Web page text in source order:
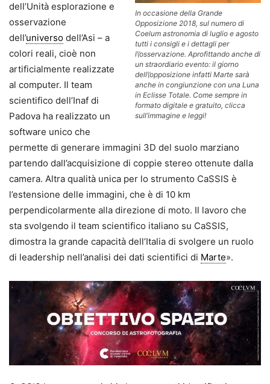
In occasione della Grande
Opposizione 2018, sul numero di
Coelum astronomia di luglio e agosto
tutti i consigli e i dettagli per
l\’osservazione. Aprofittando anche di
un straordiario evento: il giorno
dell\’opposizione infatti Marte sarà
anche in congiunzione con una Luna
in Eclisse Totale. Come sempre in
formato digitale e gratuito, clicca
sull’immagine e leggi!
dell’Unità esplorazione e
osservazione
dell’universo dell’Asi – a
colori reali, cioè non
artificialmente realizzate
al computer. Il team
scientifico dell’Inaf di
Padova ha realizzato un
software unico che
permette di generare immagini 3D del suolo marziano
partendo dall’acquisizione di coppie stereo ottenute dalla
camera. Altra qualità unica per lo strumento CaSSIS è
l’estensione delle immagini, che è di 10 km
perpendicolarmente alla direzione di moto. Il lavoro che
sta svolgendo il team scientifico italiano su CaSSIS,
dimostra la grande capacità dell’Italia di svolgere un ruolo
di leadership nell’analisi dei dati scientifici di Marte».